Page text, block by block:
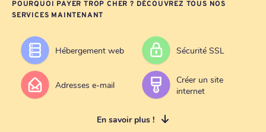
POURQUOI PAYER TROP CHER ? DÉCOUVREZ TOUS NOS
SERVICES MAINTENANT
Hébergement web Sécurité SSL
Adresses e-mail
Créer un site
internet
En savoir plus !